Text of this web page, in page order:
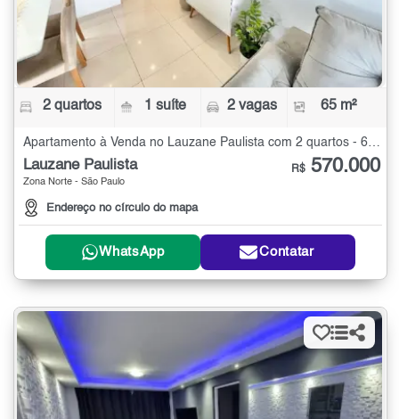
2 quartos 1 suíte 2 vagas 65 m²
Lauzane Paulista
Zona Norte - São Paulo
Endereço no círculo do mapa
R$ 570.000
WhatsApp Contatar